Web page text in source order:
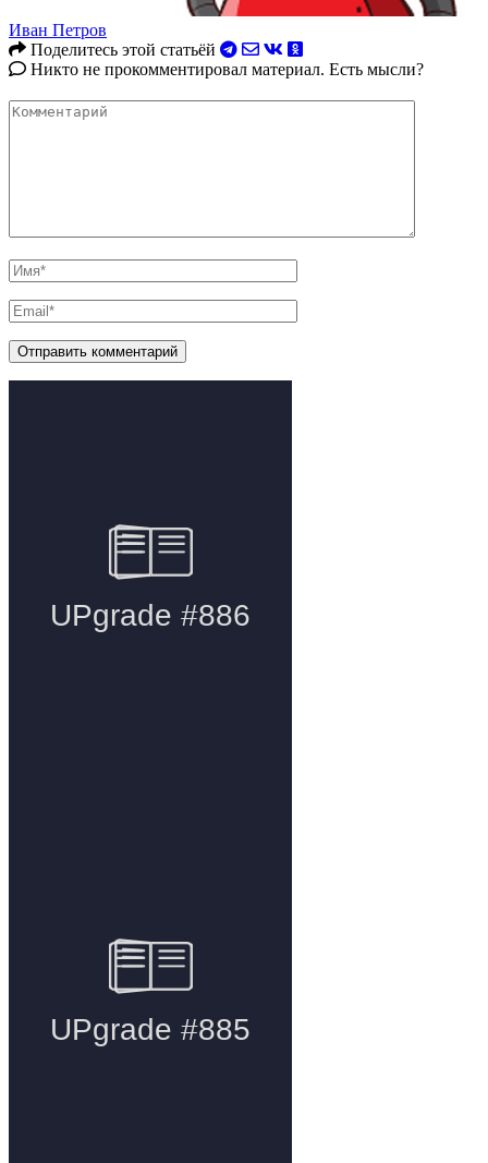
Иван Петров
Поделитесь этой статьёй
Никто не прокомментировал материал. Есть мысли?